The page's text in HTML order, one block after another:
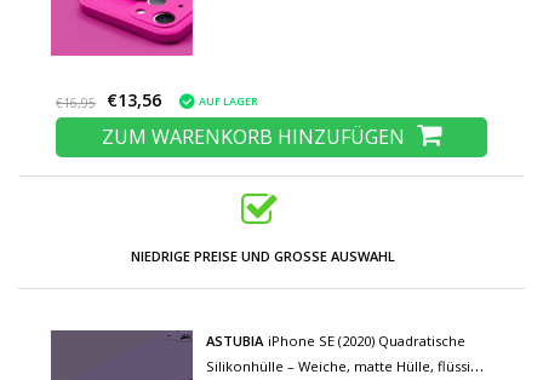
€16,95 €13,56 AUF LAGER
ZUM WARENKORB HINZUFÜGEN
NIEDRIGE PREISE UND GROSSE AUSWAHL
ASTUBIA iPhone SE (2020) Quadratische
Silikonhülle – Weiche, matte Hülle, flüssige